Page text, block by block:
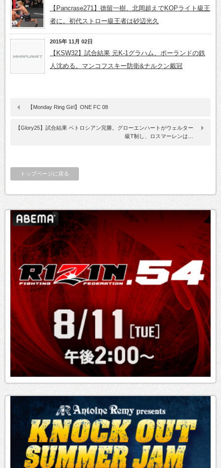
【Pancrase271】徳留一樹、北岡超えでKOPライト級王
者に。初代ストロー級王者は砂辺光久
2015年 11月 02日
【KSW32】試合結果 元K-1グラハム、ポーランドの鉄
人沈める。マンコフスキー防衛&ナルクン戴冠
【Monday Ring Girl】ONE FC 08
【Glory25】試合結果 ペトロシアン完勝。グローエンハートがウェルター
級T制し、ロスマーレンは…
トップページに戻る